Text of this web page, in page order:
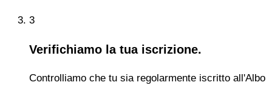
3
Verifichiamo la tua iscrizione.
Controlliamo che tu sia regolarmente iscritto all'Albo